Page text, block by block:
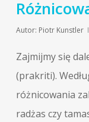
Autor: Piotr Kunstler
Zajmijmy się
(prakriti).
różnicowania
radżas czy